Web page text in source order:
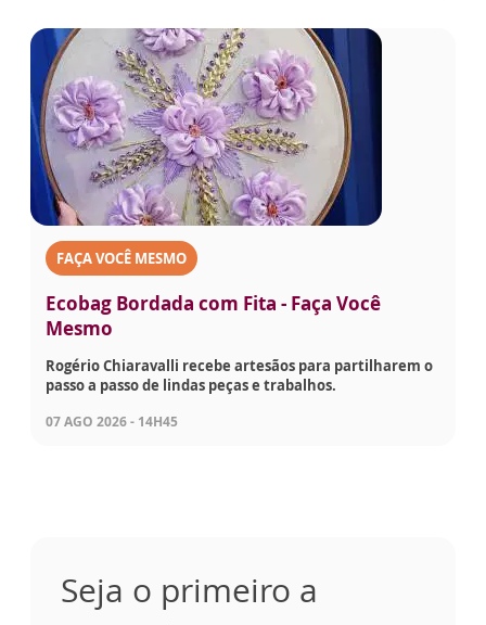
FAÇA VOCÊ MESMO
Ecobag Bordada com Fita - Faça Você
Mesmo
Rogério Chiaravalli recebe artesãos para partilharem o
passo a passo de lindas peças e trabalhos.
07 AGO 2026 - 14H45
Seja o primeiro a